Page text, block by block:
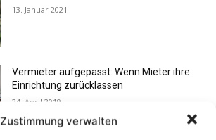
Zustimmung verwalten
13. Januar 2021
Vermieter aufgepasst: Wenn Mieter ihre
Einrichtung zurücklassen
24. April 2019